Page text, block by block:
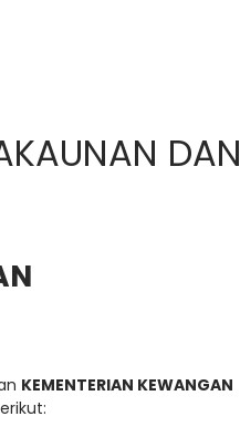
DAN
KEMENTERIAN KEWANGAN